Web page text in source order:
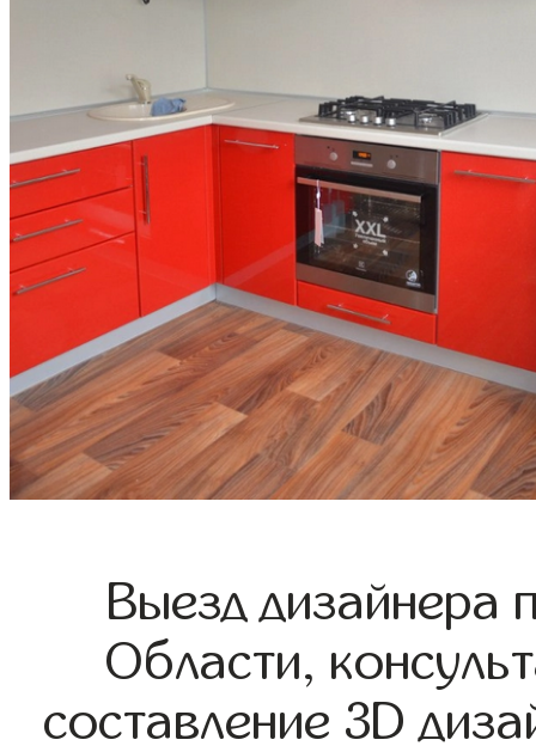
Выезд дизайнера
Области,
составление 3D